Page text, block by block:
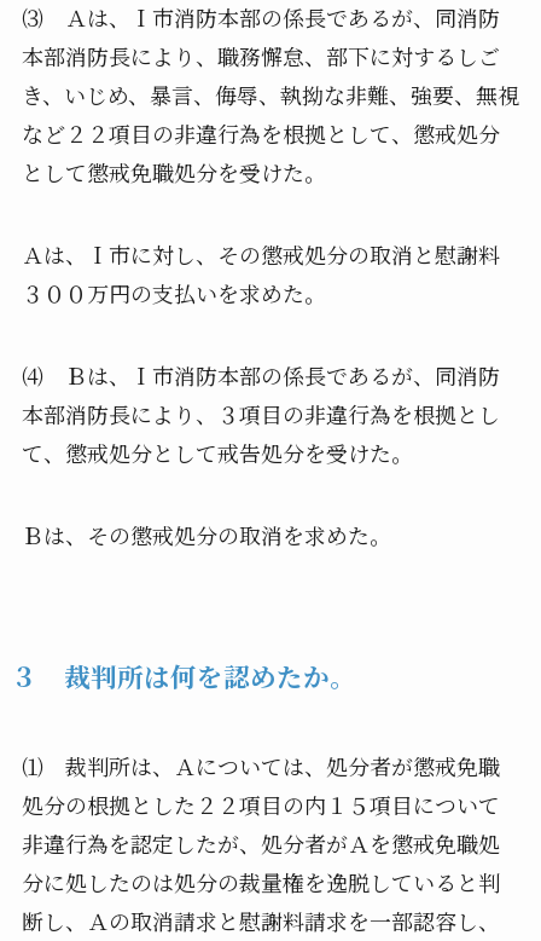
⑶ Ａは、Ｉ市消防本部の係長であるが、同消防
本部消防長により、職務懈怠、部下に対するしご
き、いじめ、暴言、侮辱、執拗な非難、強要、無視
など２２項目の非違行為を根拠として、懲戒処分
として懲戒免職処分を受けた。
Ａは、Ｉ市に対し、その懲戒処分の取消と慰謝料
３００万円の支払いを求めた。
⑷ Ｂは、Ｉ市消防本部の係長であるが、同消防
本部消防長により、３項目の非違行為を根拠とし
て、懲戒処分として戒告処分を受けた。
Ｂは、その懲戒処分の取消を求めた。
３ 裁判所は何を認めたか。
⑴ 裁判所は、Ａについては、処分者が懲戒免職
処分の根拠とした２２項目の内１５項目について
非違行為を認定したが、処分者がＡを懲戒免職処
分に処したのは処分の裁量権を逸脱していると判
断し、Ａの取消請求と慰謝料請求を一部認容し、